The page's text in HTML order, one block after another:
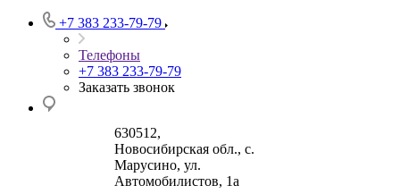
+7 383 233-79-79
Телефоны
+7 383 233-79-79
Заказать звонок
630512,
Новосибирская обл., с.
Марусино, ул.
Автомобилистов, 1а